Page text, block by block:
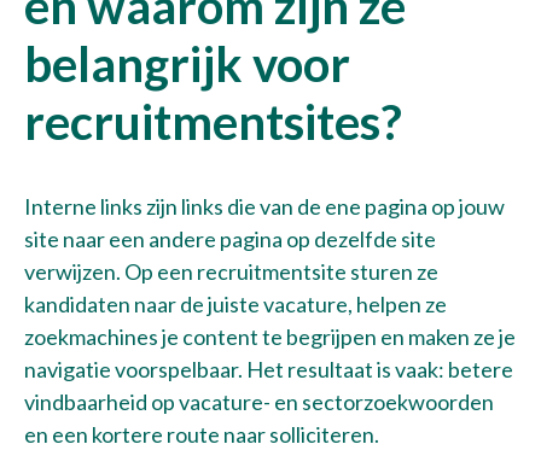
Verzenden
Bel met Thijs
+31 10 30 34 599
belangrijk voor
recruitmentsites?
Interne links zijn links die van de ene pagina op jouw
site naar een andere pagina op dezelfde site
verwijzen. Op een recruitmentsite sturen ze
kandidaten naar de juiste vacature, helpen ze
zoekmachines je content te begrijpen en maken ze je
navigatie voorspelbaar. Het resultaat is vaak: betere
vindbaarheid op vacature- en sectorzoekwoorden
en een kortere route naar solliciteren.